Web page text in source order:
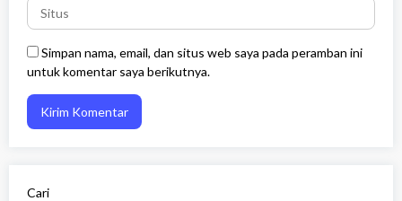
Simpan nama, email, dan situs web saya pada peramban ini
untuk komentar saya berikutnya.
Cari